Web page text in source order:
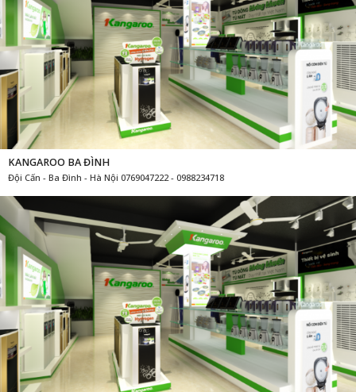
KANGAROO BA ĐÌNH
Đội Cấn - Ba Đình - Hà Nội 0769047222 - 0988234718